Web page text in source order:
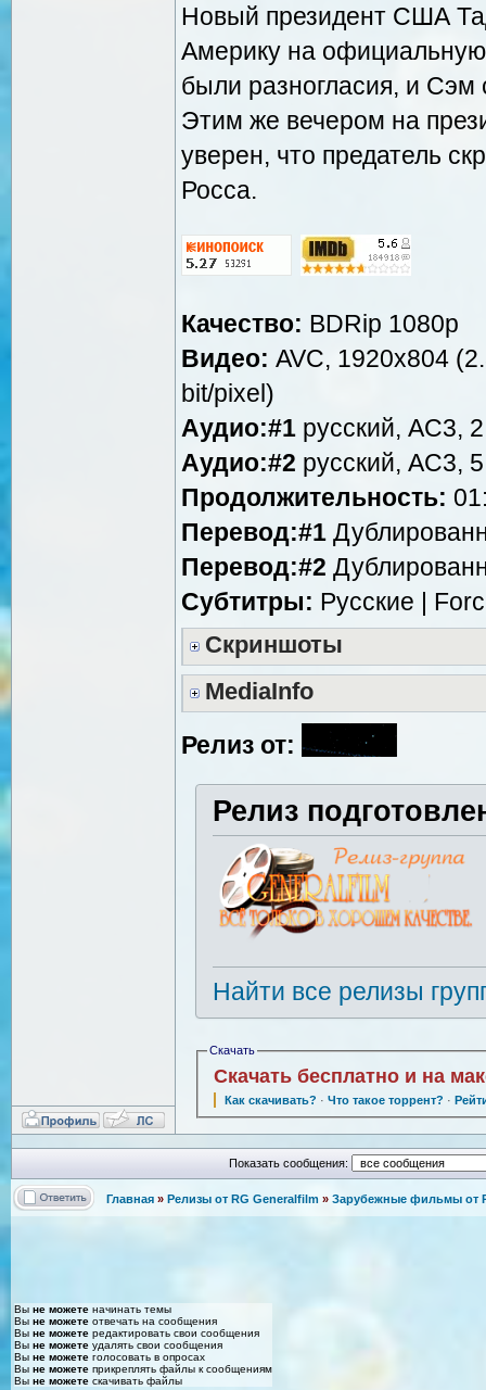
Новый президент США
Америку на
были разногласия, и Сэм
Этим же вечером на
уверен, что предатель
Росса.
Качество: BDRip 1080p
Видео: AVC, 1920x804
bit/pixel)
Аудио:#1 русский, AC3,
Аудио:#2 русский, AC3,
Продолжительность:
Перевод:#1
Перевод:#2
Субтитры: Русские |
Скриншоты
MediaInfo
Релиз от:
Релиз
Найти все релизы
Скачать
Скачать бесплатно и на
Как скачивать? · Что такое торрент? ·
Показать сообщения:
Главная » Релизы от RG Generalfilm » Зарубежные фильмы от
Вы не можете начинать темы
Вы не можете отвечать на сообщения
Вы не можете редактировать свои сообщения
Вы не можете удалять свои сообщения
Вы не можете голосовать в опросах
Вы не можете прикреплять файлы к сообщениям
Вы не можете скачивать файлы